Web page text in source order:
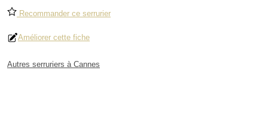
Recommander ce serrurier
Améliorer cette fiche
Autres serruriers à Cannes